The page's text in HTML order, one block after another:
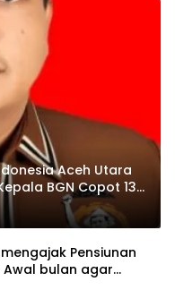
Aceh Utara
BGN Copot 137
mengajak Pensiunan
bulan agar